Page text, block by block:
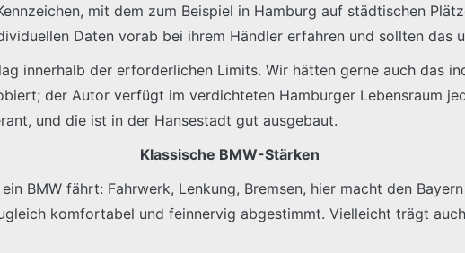
mit dem zum Beispiel in Hamburg auf städtischen
Daten vorab bei ihrem Händler erfahren und sollten das
innerhalb der erforderlichen Limits. Wir hätten gerne auch das
der Autor verfügt im verdichteten Hamburger Lebensraum
und die ist in der Hansestadt gut ausgebaut.
Klassische BMW-Stärken
BMW fährt: Fahrwerk, Lenkung, Bremsen, hier macht den
komfortabel und feinnervig abgestimmt. Vielleicht trägt